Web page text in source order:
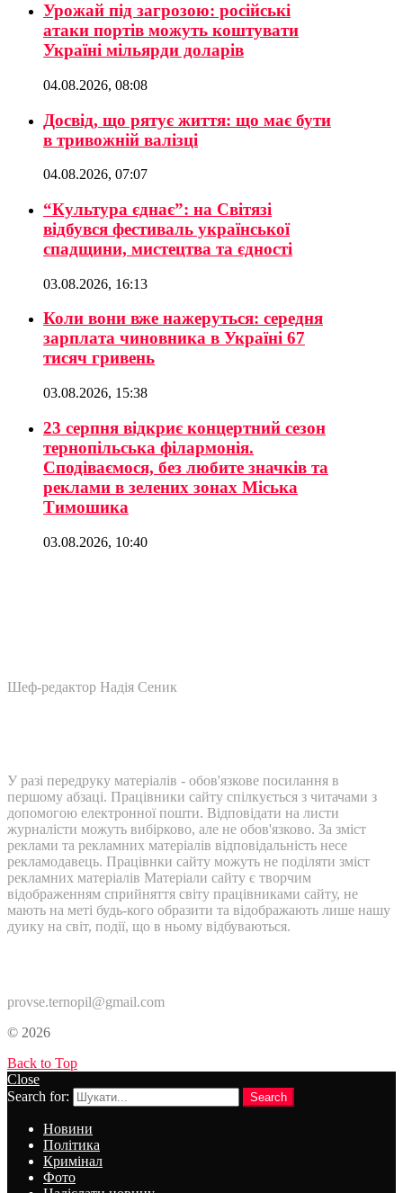
Урожай під загрозою: російські
атаки портів можуть коштувати
Україні мільярди доларів
04.08.2026, 08:08
Досвід, що рятує життя: що має бути
в тривожній валізці
04.08.2026, 07:07
“Культура єднає”: на Світязі
відбувся фестиваль української
спадщини, мистецтва та єдності
03.08.2026, 16:13
Коли вони вже нажеруться: середня
зарплата чиновника в Україні 67
тисяч гривень
03.08.2026, 15:38
23 серпня відкриє концертний сезон
тернопільська філармонія.
Сподіваємося, без любите значків та
реклами в зелених зонах Міська
Тимошика
03.08.2026, 10:40
Шеф-редактор Надія Сеник
У разі передруку матеріалів - обов'язкове посилання в
першому абзаці. Працівники сайту спілкується з читачами з
допомогою електронної пошти. Відповідати на листи
журналісти можуть вибірково, але не обов'язково. За зміст
реклами та рекламних матеріалів відповідальність несе
рекламодавець. Працівнки сайту можуть не поділяти зміст
рекламних матеріалів Матеріали сайту є творчим
відображенням сприйняття світу працівниками сайту, не
мають на меті будь-кого образити та відображають лише нашу
дуику на світ, події, що в ньому відбуваються.
provse.ternopil@gmail.com
© 2026
Back to Top
Close
Search for:
Search
Новини
Політика
Кримінал
Фото